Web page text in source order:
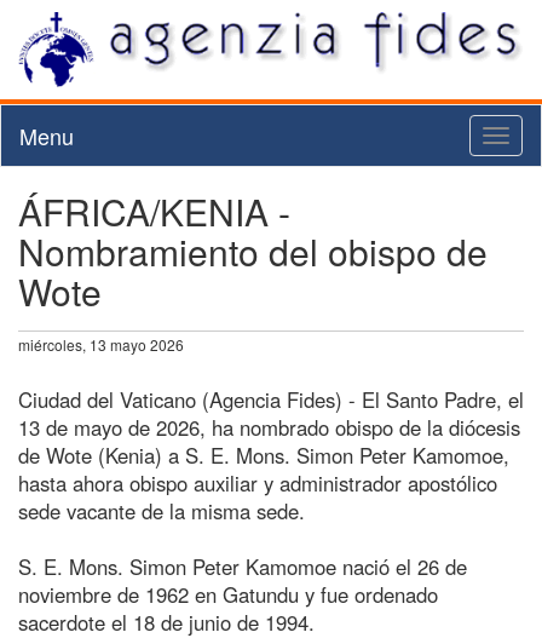
Menu
ÁFRICA/KENIA -
Nombramiento del obispo de
Wote
miércoles, 13 mayo 2026
Ciudad del Vaticano (Agencia Fides) - El Santo Padre, el
13 de mayo de 2026, ha nombrado obispo de la diócesis
de Wote (Kenia) a S. E. Mons. Simon Peter Kamomoe,
hasta ahora obispo auxiliar y administrador apostólico
sede vacante de la misma sede.
S. E. Mons. Simon Peter Kamomoe nació el 26 de
noviembre de 1962 en Gatundu y fue ordenado
sacerdote el 18 de junio de 1994.